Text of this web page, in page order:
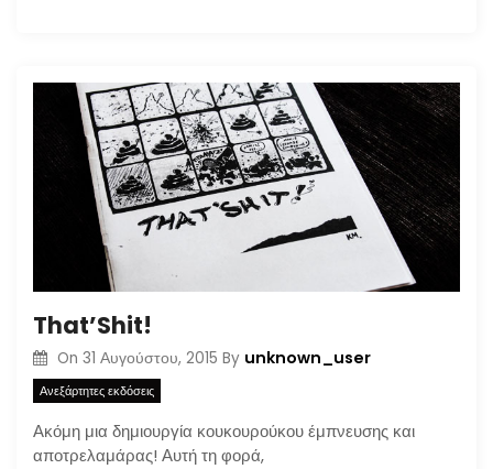
That’Shit!
On 31 Αυγούστου, 2015 By unknown_user
Ανεξάρτητες εκδόσεις
Ακόμη μια δημιουργία κουκουρούκου έμπνευσης και
αποτρελαμάρας! Αυτή τη φορά,